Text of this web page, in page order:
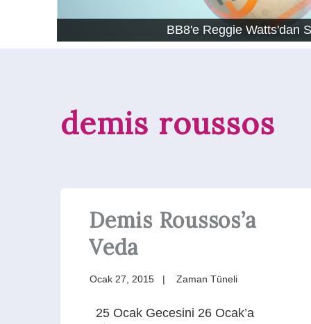
BB8'e Reggie Watts'dan
demis roussos
Demis Roussos’a
Veda
Ocak 27, 2015 Zaman Tüneli
25 Ocak Gecesini 26 Ocak’a